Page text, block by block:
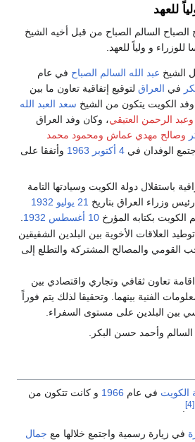
للعهد
الصباح السالم الصباح من قبل أخيه الشيخ
للوزراء و ولياً للعهد.
الشيخ عبد الله السالم الصباح في عام
في العراق لتوقيع إتفاقية تعاون ما بين
الكويت يتكون من الشيخ سعد العبد الله
وعبد الرحمن العتيقي، وكان وفد العراق
وصالح مهدي عماش ومحمود محمد
الوفدان في 4 أكتوبر 1963 وأتفقا على
باستقلال دولة الكويت وسيادتها التامة
وزراء العراق بتاريخ 21 يوليو
1932
الكويت بكتابه المؤرخ10 أغسطس 1932
العلاقات الأخوية بين البلدين الشقيقين
القومي والمصالح المشتركة والتطلع إلى
تعاون ثقافي وتجاري واقتصادي بين
الفنية بينهما. وتحقيقا لذلك يتم فوراً
بين البلدين على مستوى السفراء.
السالم وأحمد حسن البكر.
الكويت في عام 1966 و كانت تتكون من
[4]
في زيارة رسمية واجتمع خلالها مع جمال